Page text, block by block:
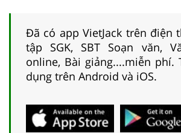
Đã có app VietJack trên điện
tập SGK, SBT Soạn văn,
online, Bài giảng....miễn phí.
dụng trên Android và iOS.